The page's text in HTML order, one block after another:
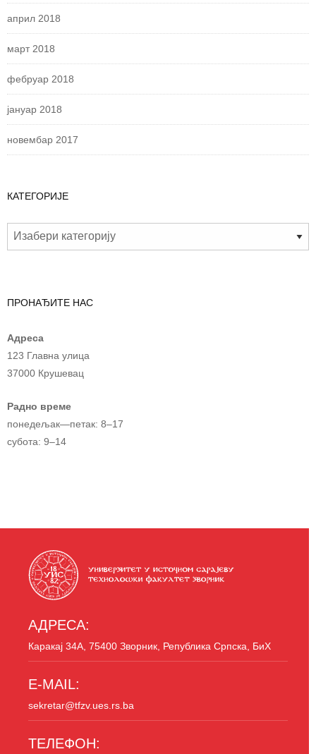
април 2018
март 2018
фебруар 2018
јануар 2018
новембар 2017
КАТЕГОРИЈЕ
ПРОНАЂИТЕ НАС
Адреса
123 Главна улица
37000 Крушевац
Радно време
понедељак—петак: 8–17
субота: 9–14
АДРЕСА:
Каракај 34A, 75400 Зворник, Република Српска, БиХ
E-MAIL:
sekretar@tfzv.ues.rs.ba
ТЕЛЕФОН: